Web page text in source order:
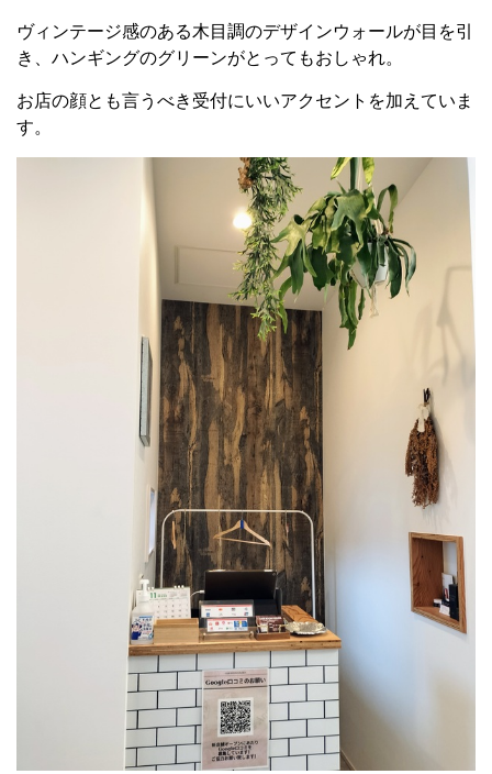
ヴィンテージ感のある木目調のデザインウォールが目を引
き、ハンギングのグリーンがとってもおしゃれ。
お店の顔とも言うべき受付にいいアクセントを加えていま
す。